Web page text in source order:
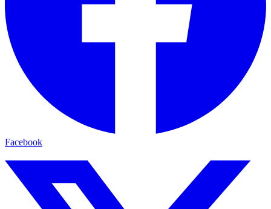
Facebook